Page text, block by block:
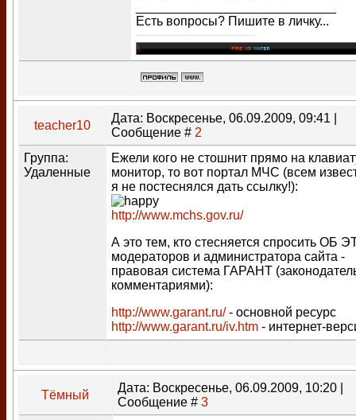
Есть вопросы? Пишите в личку...
teacher10
Дата: Воскресенье, 06.09.2009, 09:41 |
Сообщение # 2
Группа:
Удаленные
Ежели кого не стошнит прямо на
монитор, то вот портал МЧС (всем
я не постеснялся дать ссылку!):
http://www.mchs.gov.ru/
А это тем, кто стесняется спросить ОБ
модераторов и администратора сайта -
правовая система ГАРАНТ
комментариями):
http://www.garant.ru/- основной ресурс
http://www.garant.ru/iv.htm - интернет-
Тёмный
Дата: Воскресенье, 06.09.2009, 10:20 |
Сообщение # 3